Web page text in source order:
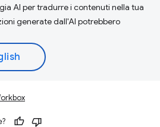
AI per tradurre i contenuti nella tua
generate dall'AI potrebbero